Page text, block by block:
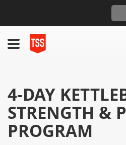
4-DAY
STRENGTH &
PROGRAM